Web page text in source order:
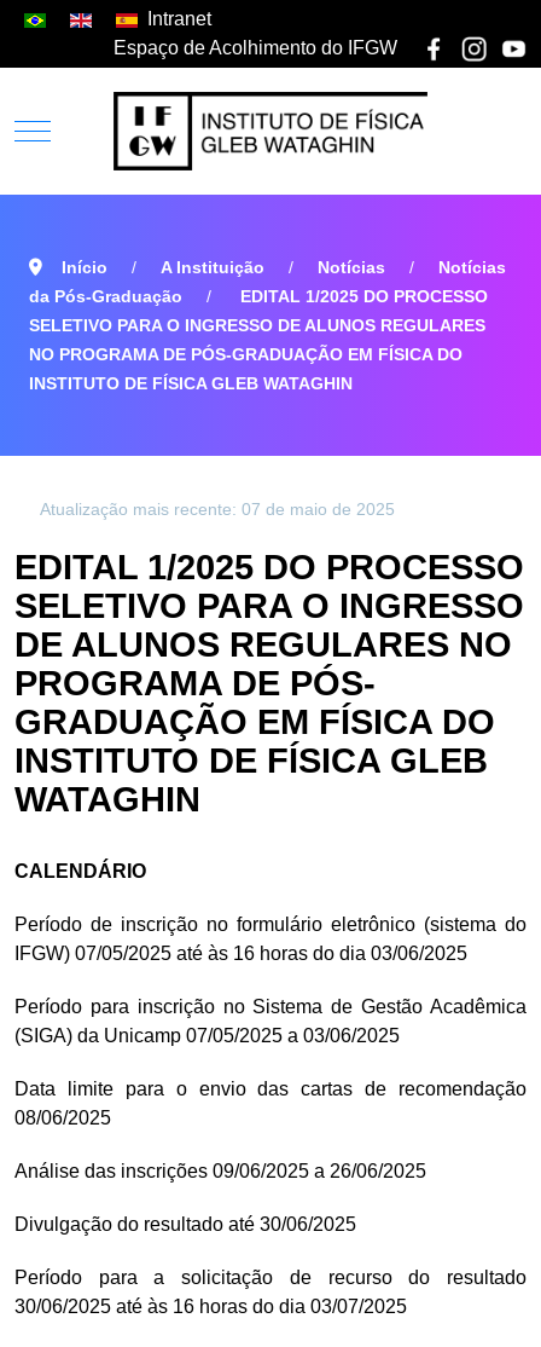
Intranet
Espaço de Acolhimento do IFGW
Início A Instituição Notícias
Notícias
da Pós-Graduação
EDITAL 1/2025 DO PROCESSO
SELETIVO PARA O INGRESSO DE ALUNOS REGULARES
NO PROGRAMA DE PÓS-GRADUAÇÃO EM FÍSICA DO
INSTITUTO DE FÍSICA GLEB WATAGHIN
Atualização mais recente: 07 de maio de 2025
EDITAL 1/2025 DO PROCESSO
SELETIVO PARA O INGRESSO
DE ALUNOS REGULARES NO
PROGRAMA DE PÓS-
GRADUAÇÃO EM FÍSICA DO
INSTITUTO DE FÍSICA GLEB
WATAGHIN
CALENDÁRIO
Período de inscrição no formulário eletrônico (sistema do
IFGW) 07/05/2025 até às 16 horas do dia 03/06/2025
Período para inscrição no Sistema de Gestão Acadêmica
(SIGA) da Unicamp 07/05/2025 a 03/06/2025
Data limite para o envio das cartas de recomendação
08/06/2025
Análise das inscrições 09/06/2025 a 26/06/2025
Divulgação do resultado até 30/06/2025
Período para a solicitação de recurso do resultado
30/06/2025 até às 16 horas do dia 03/07/2025